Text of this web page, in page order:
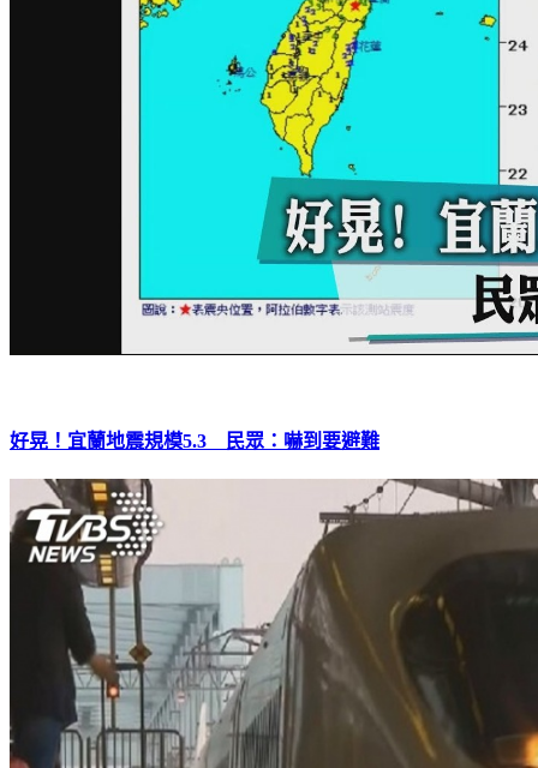
好晃！宜蘭地震規模5.3 民眾：嚇到要避難